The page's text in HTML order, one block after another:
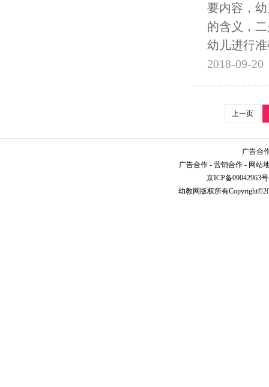
要内容，
的含义，
幼儿进行
2018-09-20
上一页
广告合
广告合作 - 营销合作 - 网站
京ICP备09042963
幼教网版权所有